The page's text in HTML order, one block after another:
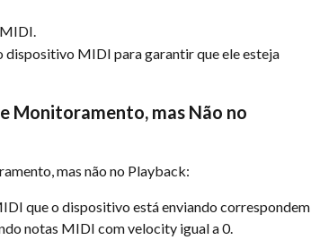
dispositivo MIDI para garantir que ele esteja
Monitoramento, mas Não no
mas não no Playback:
que o dispositivo está enviando correspondem
notas MIDI com velocity igual a 0.